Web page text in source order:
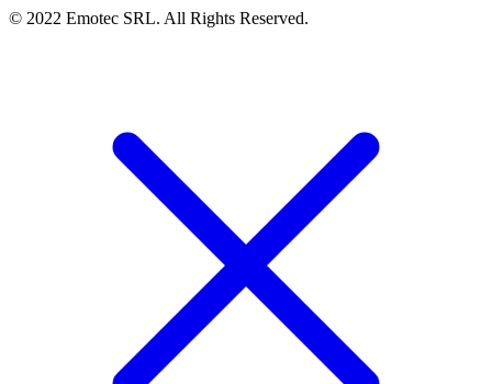
© 2022 Emotec SRL. All Rights Reserved.